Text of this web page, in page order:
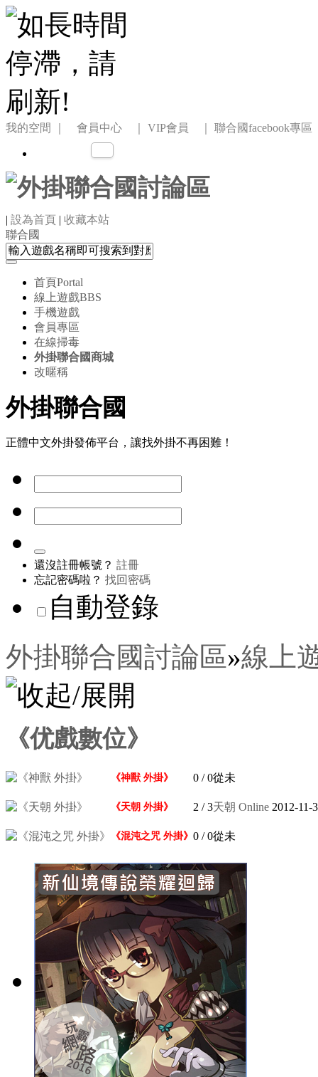
我的空間 ｜ 會員中心 ｜ VIP會員 ｜ 聯合國facebook專區
| 設為首頁 | 收藏本站
聯合國
首頁Portal
線上遊戲BBS
手機遊戲
會員專區
在線掃毒
外掛聯合國商城
改暱稱
外掛聯合國
正體中文外掛發佈平台，讓找外掛不再困難！
還沒註冊帳號？ 註冊
忘記密碼啦？ 找回密碼
自動登錄
外掛聯合國討論區»線上
《优戲數位》
《神獸 外掛》 0 / 0從未
《天朝 外掛》 2 / 3天朝 Online 2012-11-
《混沌之咒 外掛》 0 / 0從未